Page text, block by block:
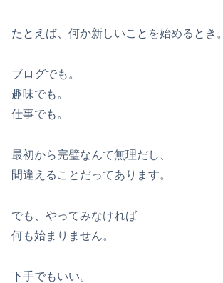
たとえば、何か新しいことを始めるとき。
ブログでも。
趣味でも。
仕事でも。
最初から完璧なんて無理だし、
間違えることだってあります。
でも、やってみなければ
何も始まりません。
下手でもいい。